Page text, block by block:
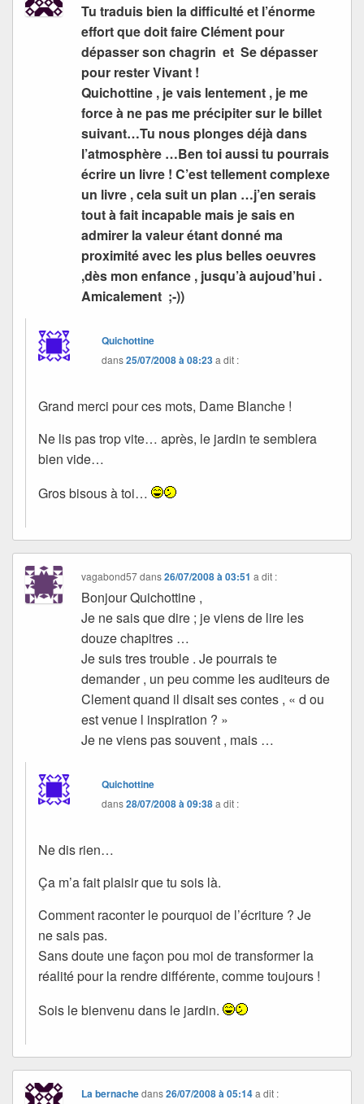
Tu traduis bien la difficulté et l’énorme
effort que doit faire Clément pour
dépasser son chagrin et Se dépasser
pour rester Vivant !
Quichottine , je vais lentement , je me
force à ne pas me précipiter sur le billet
suivant…Tu nous plonges déjà dans
l’atmosphère …Ben toi aussi tu pourrais
écrire un livre ! C’est tellement complexe
un livre , cela suit un plan …j’en serais
tout à fait incapable mais je sais en
admirer la valeur étant donné ma
proximité avec les plus belles oeuvres
,dès mon enfance , jusqu’à aujoud’hui .
Amicalement ;-))
Quichottine
dans25/07/2008 à 08:23a dit :
Grand merci pour ces mots, Dame Blanche !
Ne lis pas trop vite… après, le jardin te semblera
bien vide…
Gros bisous à toi…
vagabond57dans26/07/2008 à 03:51 a dit :
Bonjour Quichottine ,
Je ne sais que dire ; je viens de lire les
douze chapitres …
Je suis tres trouble . Je pourrais te
demander , un peu comme les auditeurs de
Clement quand il disait ses contes , « d ou
est venue l inspiration ? »
Je ne viens pas souvent , mais …
Quichottine
dans28/07/2008 à 09:38a dit :
Ne dis rien…
Ça m’a fait plaisir que tu sois là.
Comment raconter le pourquoi de l’écriture ? Je
ne sais pas.
Sans doute une façon pou moi de transformer la
réalité pour la rendre différente, comme toujours !
Sois le bienvenu dans le jardin.
La bernachedans26/07/2008 à 05:14 a dit :